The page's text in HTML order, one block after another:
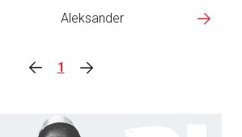
Aleksander
1